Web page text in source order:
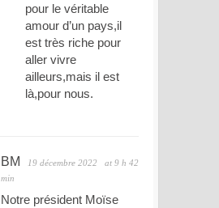
pour le véritable
amour d’un pays,il
est très riche pour
aller vivre
ailleurs,mais il est
là,pour nous.
BM 19 décembre 2022
at 9 h 42
min
Notre président Moïse